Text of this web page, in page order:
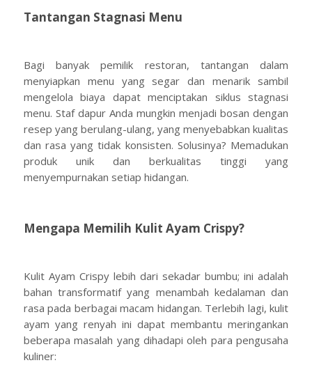
Tantangan Stagnasi Menu
Bagi banyak pemilik restoran, tantangan dalam
menyiapkan menu yang segar dan menarik sambil
mengelola biaya dapat menciptakan siklus stagnasi
menu. Staf dapur Anda mungkin menjadi bosan dengan
resep yang berulang-ulang, yang menyebabkan kualitas
dan rasa yang tidak konsisten. Solusinya? Memadukan
produk unik dan berkualitas tinggi yang
menyempurnakan setiap hidangan.
Mengapa Memilih Kulit Ayam Crispy?
Kulit Ayam Crispy lebih dari sekadar bumbu; ini adalah
bahan transformatif yang menambah kedalaman dan
rasa pada berbagai macam hidangan. Terlebih lagi, kulit
ayam yang renyah ini dapat membantu meringankan
beberapa masalah yang dihadapi oleh para pengusaha
kuliner: